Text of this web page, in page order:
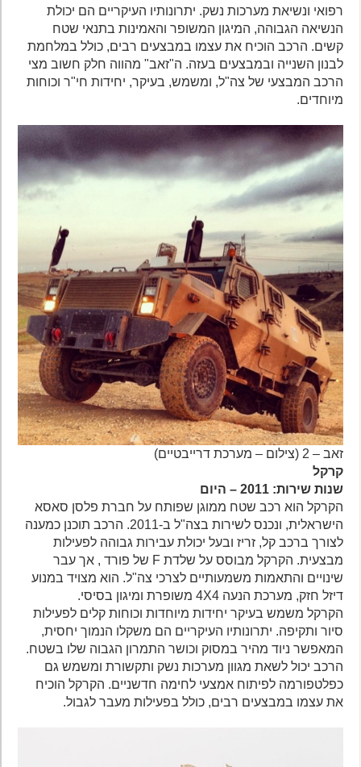
רפואי ונשיאת מערכות נשק. יתרונותיו העיקריים הם יכולת
הנשיאה הגבוהה, המיגון המשופר והאמינות בתנאי שטח
קשים. הרכב הוכיח את עצמו במבצעים רבים, כולל במלחמת
לבנון השנייה ובמבצעים בעזה. ה"זאב" מהווה חלק חשוב מצי
הרכב המבצעי של צה"ל, ומשמש, בעיקר, יחידות חי"ר וכוחות
מיוחדים.
זאב – 2 (צילום – מערכת דרייבטיים)
קרקל
שנות שירות: 2011 – היום
הקרקל הוא רכב שטח ממוגן שפותח על חברת פלסן סאסא
הישראלית, ונכנס לשירות בצה"ל ב-2011. הרכב תוכנן כמענה
לצורך ברכב קל, זריז ובעל יכולת עבירות גבוהה לפעילות
מבצעית. הקרקל מבוסס על שלדת F של פורד , אך עבר
שינויים והתאמות משמעותיים לצרכי צה"ל. הוא מצויד במנוע
דיזל חזק, מערכת הנעה 4X4 משופרת ומיגון בסיסי.
הקרקל משמש בעיקר יחידות מיוחדות וכוחות קלים לפעילות
סיור ותקיפה. יתרונותיו העיקריים הם משקלו הנמוך יחסית,
המאפשר ניוד מהיר במסוק וכושר התמרון הגבוה שלו בשטח.
הרכב יכול לשאת מגוון מערכות נשק ותקשורת ומשמש גם
כפלטפורמה לפיתוח אמצעי לחימה חדשניים. הקרקל הוכיח
את עצמו במבצעים רבים, כולל בפעילות מעבר לגבול.